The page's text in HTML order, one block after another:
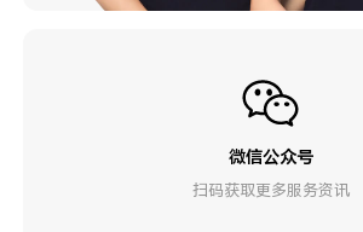
微信公众号
扫码获取更多服务资讯